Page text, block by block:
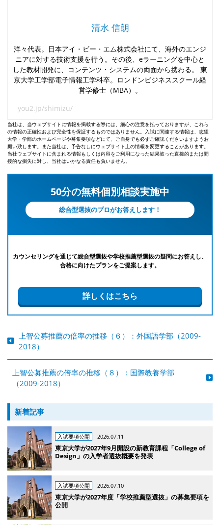
清水 信朗
洋々代表。日本アイ・ビー・エム株式会社にて、海外のエンジ
ニアに対する技術支援を行う。その後、eラーニングを中心と
した教材開発に、コンテンツ・システムの両面から携わる。 東
京大学工学部電子情報工学科卒。ロンドンビジネススクール経
営学修士（MBA）。
you2.jp/shimizu/
当社は、当ウェブサイトに情報を掲載する際には、細心の注意を払っておりますが、これら
の情報の正確性および完全性を保証するものではありません。入試に関連する情報は、志望
大学・学部のホームページや募集要項などにて、ご自身でも必ずご確認くださいますようお
願い致します。また当社は、予告なしにウェブサイト上の情報を変更することがあります。
当社ウェブサイトに含まれる情報もしくは内容をご利用になった結果被った直接的または間
接的な損失に対し、当社はいかなる責任も負いません。
50分の無料個別相談実施中
総合型選抜のプロがお答えします！
カウンセリングを通じて総合型選抜や学校推薦型選抜の疑問にお答えし、
合格に向けたプランをご提案します。
詳しくはこちら
上智公募推薦の倍率の推移（６）：外国語学部（2009-
2018）
上智公募推薦の倍率の推移（８）：国際教養学部
（2009-2018）
新着記事
入試要項公開 2026.07.11
東京大学が2027年9月開設の新教育課程「College of
Design」の入学者選抜概要を発表
入試要項公開 2026.07.10
東京大学が2027年度「学校推薦型選抜」の募集要項を
公開